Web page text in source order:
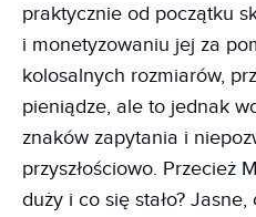
praktycznie od początku
i monetyzowaniu jej za
kolosalnych rozmiarów,
pieniądze, ale to jednak
znaków zapytania i
przyszłościowo. Przecież
duży i co się stało?